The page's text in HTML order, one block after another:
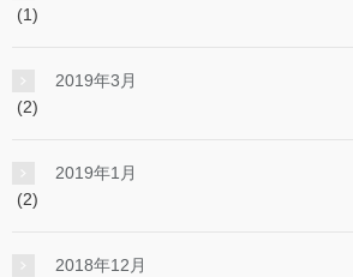
(1)
2019年3月
(2)
2019年1月
(2)
2018年12月